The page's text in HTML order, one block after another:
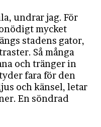
undrar jag. För
mycket
stadens gator,
Så många
och tränger in
fara för den
och känsel, letar
En söndrad